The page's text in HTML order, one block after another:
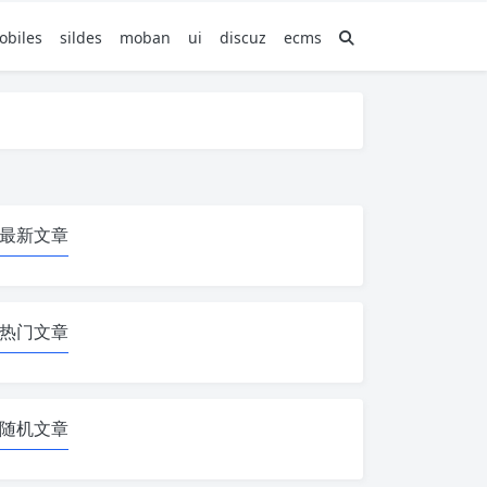
sildes moban ui discuz ecms
最新文章
热门文章
随机文章